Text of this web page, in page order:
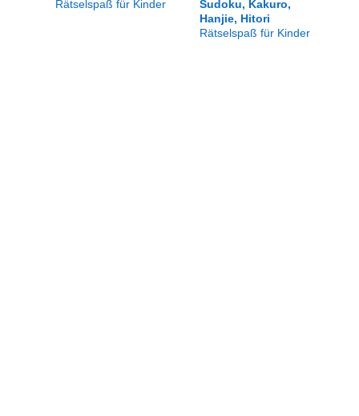
Rätselspaß für Kinder
Sudoku, Kakuro,
Hanjie, Hitori
Rätselspaß für Kinder